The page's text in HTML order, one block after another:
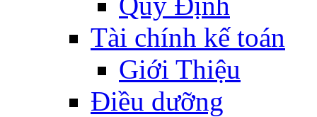
Tài chính kế toán
Giới Thiệu
Điều dưỡng